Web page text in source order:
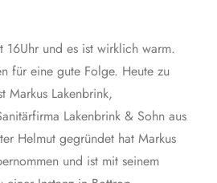
16Uhr und es ist wirklich warm.
für eine gute Folge. Heute zu
Markus Lakenbrink,
Lakenbrink & Sohn aus
Helmut gegründet hat Markus
und ist mit seinem